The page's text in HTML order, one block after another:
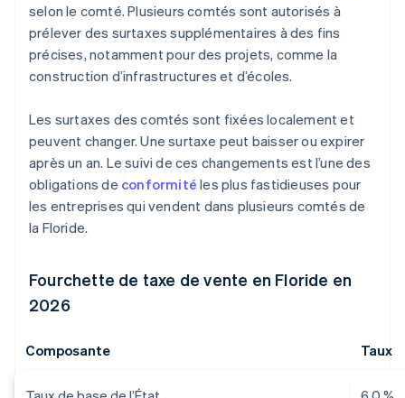
selon le comté. Plusieurs comtés sont autorisés à
prélever des surtaxes supplémentaires à des fins
précises, notamment pour des projets, comme la
construction d’infrastructures et d’écoles.
Les surtaxes des comtés sont fixées localement et
peuvent changer. Une surtaxe peut baisser ou expirer
après un an. Le suivi de ces changements est l’une des
obligations de conformité les plus fastidieuses pour
les entreprises qui vendent dans plusieurs comtés de
la Floride.
Fourchette de taxe de vente en Floride en
2026
Composante Taux